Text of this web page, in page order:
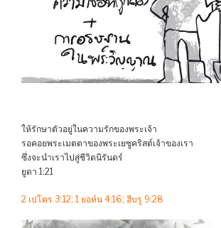
ให้รักษาตัวอยู่ในความรักของพระเจ้า
รอคอยพระเมตตาของพระเยซูคริสต์เจ้าของเรา
ซึ่งจะนำเราไปสู่ชีวิตนิรันดร์
ยูดา 1:21
2 เปโตร 3:12; 1 ยอห์น 4:16; ฮีบรู 9:28